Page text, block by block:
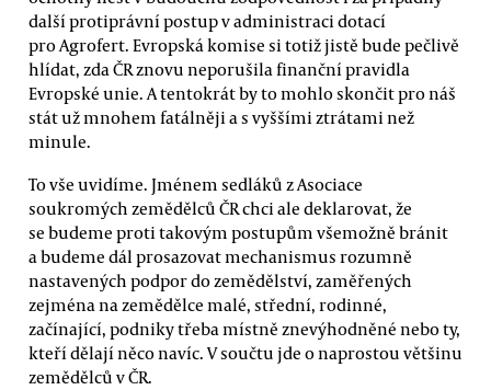
další protiprávní postup v administraci dotací
pro Agrofert. Evropská komise si totiž jistě bude pečlivě
hlídat, zda ČR znovu neporušila finanční pravidla
Evropské unie. A tentokrát by to mohlo skončit pro náš
stát už mnohem fatálněji a s vyššími ztrátami než
minule.
To vše uvidíme. Jménem sedláků z Asociace
soukromých zemědělců ČR chci ale deklarovat, že
se budeme proti takovým postupům všemožně bránit
a budeme dál prosazovat mechanismus rozumně
nastavených podpor do zemědělství, zaměřených
zejména na zemědělce malé, střední, rodinné,
začínající, podniky třeba místně znevýhodněné nebo ty,
kteří dělají něco navíc. V součtu jde o naprostou většinu
zemědělců v ČR.